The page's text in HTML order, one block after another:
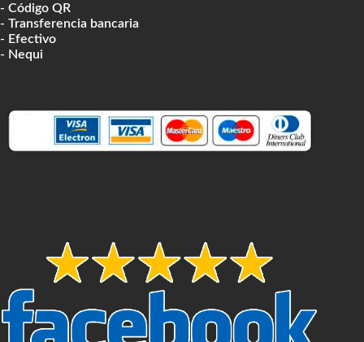
- Código QR
- Transferencia bancaria
- Efectivo
- Nequi